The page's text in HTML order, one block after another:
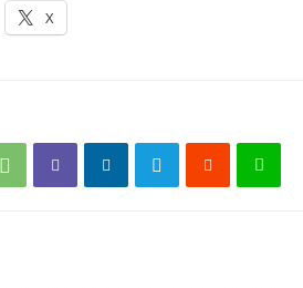
X